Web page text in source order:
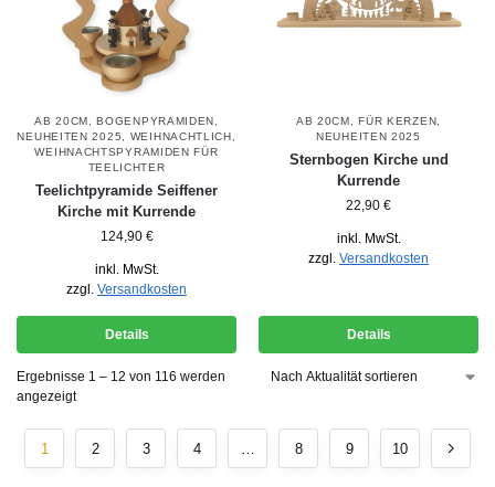
AB 20CM ,BOGENPYRAMIDEN
NEUHEITEN 2025
WEIHNACHTLICH
WEIHNACHTSPYRAMIDEN FÜR
TEELICHTER
Teelichtpyramide Seiffener
Kirche mit Kurrende
124,90 €
inkl. MwSt.
zzgl. Versandkosten
Details
AB 20CM ,FÜR KERZEN
NEUHEITEN 2025
Sternbogen Kirche und
Kurrende
22,90 €
inkl. MwSt.
zzgl. Versandkosten
Details
Ergebnisse 1 – 12 von 116 werden
angezeigt
1 2 3 4 … 8 9 10